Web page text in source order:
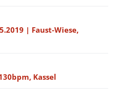
| Faust-Wiese,
Kassel